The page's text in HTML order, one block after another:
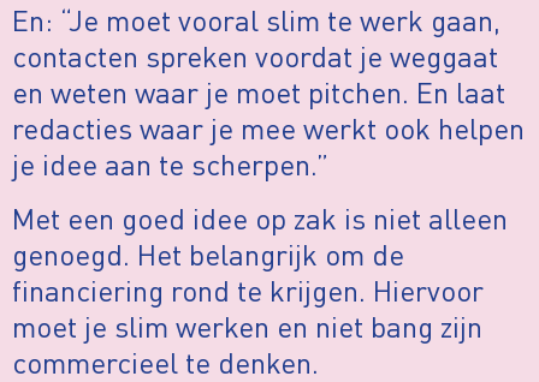
En: “Je moet vooral slim te werk gaan,
contacten spreken voordat je weggaat
en weten waar je moet pitchen. En laat
redacties waar je mee werkt ook helpen
je idee aan te scherpen.”
Met een goed idee op zak is niet alleen
genoegd. Het belangrijk om de
financiering rond te krijgen. Hiervoor
moet je slim werken en niet bang zijn
commercieel te denken.